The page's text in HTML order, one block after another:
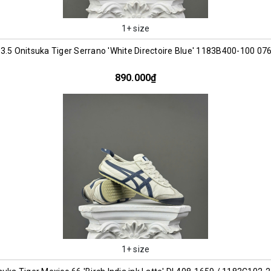
1+ size
Onitsuka Tiger Serrano 'White Directoire Blue' 1183B400-100
890.000₫
1+ size